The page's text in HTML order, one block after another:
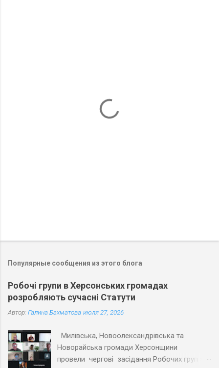
Популярные сообщения из этого блога
Робочі групи в Херсонських громадах
розробляють сучасні Статути
Автор: Галина Бахматова июля 27, 2026
Милівська, Новоолександрівська та
Новорайська громади Херсонщини
провели чергові засідання Робочих груп з